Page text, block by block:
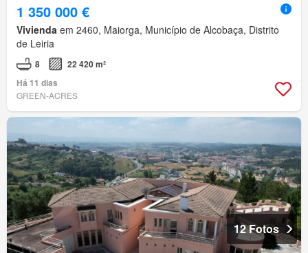
1 350 000 €
Vivienda em 2460, Maiorga, Município de Alcobaça, Distrito
de Leiria
8
22 420 m²
Há 11 dias
GREEN-ACRES
12 Fotos